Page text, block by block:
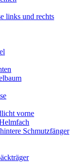
links und rechts
vorne
Schmutzfänger